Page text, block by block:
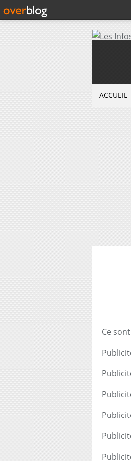
ACCUEIL
Ce